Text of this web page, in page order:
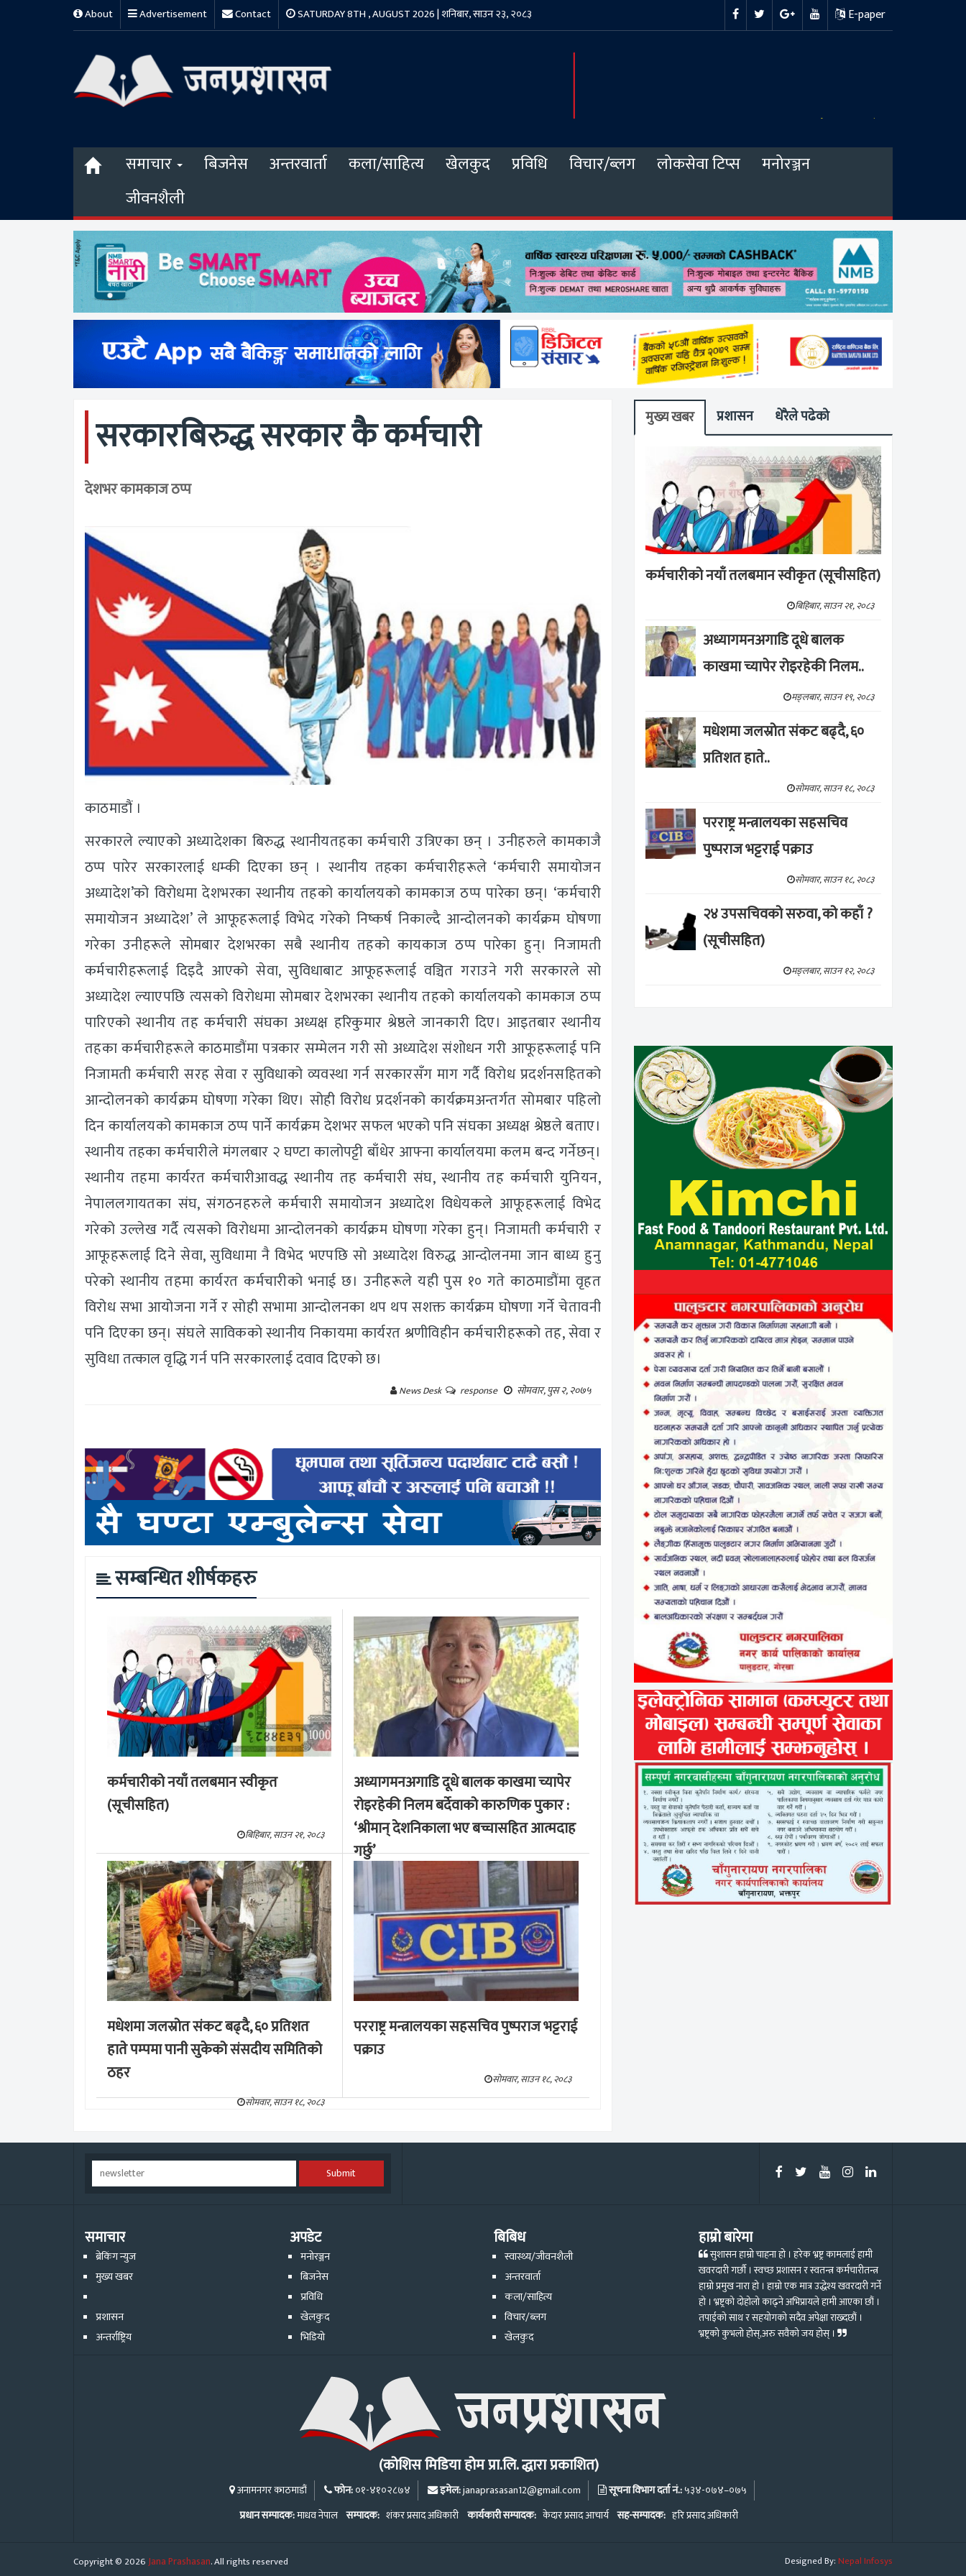
About Advertisement Contact SATURDAY 8TH , AUGUST 2026 | शनिबार, साउन २३, २०८३ E-paper
समाचार बिजनेस अन्तरवार्ता कला/साहित्य खेलकुद प्रविधि विचार/ब्लग लोकसेवा टिप्स
मनोरञ्जन
जीवनशैली
सरकारबिरुद्ध सरकार कै कर्मचारी
देशभर कामकाज ठप्प
काठमाडौं ।
सरकारले ल्याएको अध्यादेशका बिरुद्ध स्थानीयतहका कर्मचारी उत्रिएका छन् । उनीहरुले कामकाजै
ठप्प पारेर सरकारलाई धम्की दिएका छन् । स्थानीय तहका कर्मचारीहरूले ‘कर्मचारी समायोजन
अध्यादेश’को विरोधमा देशभरका स्थानीय तहको कार्यालयको कामकाज ठप्प पारेका छन्। ‘कर्मचारी
समायोजन अध्यादेश’ ले आफूहरूलाई विभेद गरेको निष्कर्ष निकाल्दै आन्दोलनको कार्यक्रम घोषणा
गरेका उनीहरूले सोमबार देशभरका सबै स्थानीय तहको कायकाज ठप्प पारेका हुन्। निजामती
कर्मचारीहरूलाई दिइदै आएको सेवा, सुविधाबाट आफूहरूलाई वञ्चित गराउने गरी सरकारले सो
अध्यादेश ल्याएपछि त्यसको विरोधमा सोमबार देशभरका स्थानीय तहको कार्यालयको कामकाज ठप्प
पारिएको स्थानीय तह कर्मचारी संघका अध्यक्ष हरिकुमार श्रेष्ठले जानकारी दिए। आइतबार स्थानीय
तहका कर्मचारीहरूले काठमाडौंमा पत्रकार सम्मेलन गरी सो अध्यादेश संशोधन गरी आफूहरूलाई पनि
निजामती कर्मचारी सरह सेवा र सुविधाको व्यवस्था गर्न सरकारसँग माग गर्दै विरोध प्रदर्शनसहितको
आन्दोलनको कार्यक्रम घोषणा गरेका थिए। सोही विरोध प्रदर्शनको कार्यक्रमअन्तर्गत सोमबार पहिलो
दिन कार्यालयको कामकाज ठप्प पार्ने कार्यक्रम देशभर सफल भएको पनि संघका अध्यक्ष श्रेष्ठले बताए।
स्थानीय तहका कर्मचारीले मंगलबार २ घण्टा कालोपट्टी बाँधेर आफ्ना कार्यालयमा कलम बन्द गर्नेछन्।
स्थानीय तहमा कार्यरत कर्मचारीआवद्ध स्थानीय तह कर्मचारी संघ, स्थानीय तह कर्मचारी युनियन,
नेपाललगायतका संघ, संगठनहरुले कर्मचारी समायोजन अध्यादेश विधेयकले आफूहरूलाई विभेद
गरेको उल्लेख गर्दै त्यसको विरोधमा आन्दोलनको कार्यक्रम घोषणा गरेका हुन्। निजामती कर्मचारी र
आफूहरूलाई दिने सेवा, सुविधामा नै विभेद भएपछि सो अध्यादेश विरुद्ध आन्दोलनमा जान बाध्य हुनु
परेको स्थानीय तहमा कार्यरत कर्मचारीको भनाई छ। उनीहरूले यही पुस १० गते काठमाडौंमा वृहत
विरोध सभा आयोजना गर्ने र सोही सभामा आन्दोलनका थप थप सशक्त कार्यक्रम घोषणा गर्ने चेतावनी
पनि दिएका छन्। संघले साविकको स्थानीय निकायमा कार्यरत श्रणीविहीन कर्मचारीहरूको तह, सेवा र
सुविधा तत्काल वृद्धि गर्न पनि सरकारलाई दवाव दिएको छ।
News Desk response सोमवार, पुस २, २०७५
सम्बन्धित शीर्षकहरु
कर्मचारीको नयाँ तलबमान स्वीकृत
(सूचीसहित)
बिहिबार, साउन २१, २०८३
अध्यागमनअगाडि दूधे बालक काखमा च्यापेर
रोइरहेकी निलम बर्देवाको कारुणिक पुकार :
‘श्रीमान् देशनिकाला भए बच्चासहित आत्मदाह
गर्छु’
मङ्लबार, साउन १९, २०८३
मधेशमा जलस्रोत संकट बढ्दै, ६० प्रतिशत
हाते पम्पमा पानी सुकेको संसदीय समितिको
ठहर
सोमवार, साउन १८, २०८३
परराष्ट्र मन्त्रालयका सहसचिव पुष्पराज भट्टराई
पक्राउ
सोमवार, साउन १८, २०८३
मुख्य खबर प्रशासन धेरैले पढेको
कर्मचारीको नयाँ तलबमान स्वीकृत (सूचीसहित)
बिहिबार, साउन २१, २०८३
अध्यागमनअगाडि दूधे बालक
काखमा च्यापेर रोइरहेकी निलम..
मङ्लबार, साउन १९, २०८३
मधेशमा जलस्रोत संकट बढ्दै, ६०
प्रतिशत हाते..
सोमवार, साउन १८, २०८३
परराष्ट्र मन्त्रालयका सहसचिव
पुष्पराज भट्टराई पक्राउ
सोमवार, साउन १८, २०८३
२४ उपसचिवको सरुवा, को कहाँ ?
(सूचीसहित)
मङ्लबार, साउन १२, २०८३
Submit
समाचार
ब्रेकिंग न्युज
मुख्य खबर
प्रशासन
अन्तर्राष्ट्रिय
अपडेट
मनोरञ्जन
बिजनेस
प्रविधि
खेलकुद
भिडियो
बिबिध
स्वास्थ्य/जीवनशैली
अन्तरवार्ता
कला/साहित्य
विचार/ब्लग
खेलकुद
हाम्रो बारेमा
सुशासन हाम्रो चाहना हो । हरेक भ्रष्ट्र कामलाई हामी
खवरदारी गर्छौ । स्वच्छ प्रशासन र स्वतन्त्र कर्मचारीतन्त्र
हाम्रो प्रमुख नारा हो । हाम्रो एक मात्र उद्धेश्य खवरदारी गर्ने
हो । भ्रष्ट्रको दोहोलो काढ्ने अभिप्रायले हामी आएका छौं ।
तपाईको साथ र सहयोगको सदैव अपेक्षा राख्दछौं ।
भ्रष्ट्रको कुभलो होस्,अरु सवैको जय होस् ।
(कोशिस मिडिया होम प्रा.लि. द्धारा प्रकाशित)
अनामनगर काठमाडौं फोन:०१-४१०२८७४ इमेल:janaprasasan12@gmail.com सूचना विभाग दर्ता नं.:५३४-०७४–०७५
प्रधान सम्पादक:माधव नेपाल सम्पादक:शंकर प्रसाद अधिकारी कार्यकारी सम्पादक:केदार प्रसाद आचार्य सह-सम्पादक:हरि प्रसाद अधिकारी
Copyright © 2026Jana Prashasan. All rights reserved Designed By:Nepal Infosys